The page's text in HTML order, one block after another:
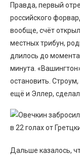
Правда, первый
российского
вообще, счёт
местных трибун,
длилось до
минута.
остановить.
ещё и Эллер,
Дальше казалось,